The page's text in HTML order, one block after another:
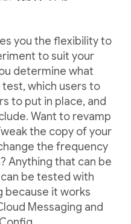
you the flexibility to
to suit your
determine what
which users to
to put in place, and
Want to revamp
the copy of your
the frequency
Anything that can be
be tested with
because it works
Messaging and